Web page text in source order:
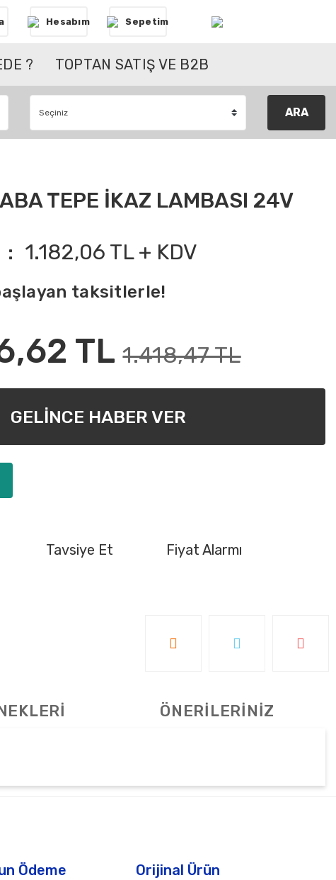
Hesabım Sepetim
? TOPTAN SATIŞ VE B2B
ARA
TEPE İKAZ LAMBASI 24V
1.182,06 TL + KDV
taksitlerle!
TL 1.418,47 TL
GELİNCE HABER VER
Tavsiye Et
Fiyat Alarmı
ÖNERİLERİNİZ
Ödeme
Orijinal Ürün